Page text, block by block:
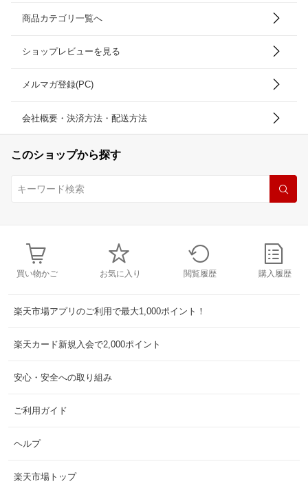
商品カテゴリ一覧へ
ショップレビューを見る
メルマガ登録(PC)
会社概要・決済方法・配送方法
このショップから探す
買い物かご お気に入り 閲覧履歴 購入履歴
楽天市場アプリのご利用で最大1,000ポイント！
楽天カード新規入会で2,000ポイント
安心・安全への取り組み
ご利用ガイド
ヘルプ
楽天市場トップ